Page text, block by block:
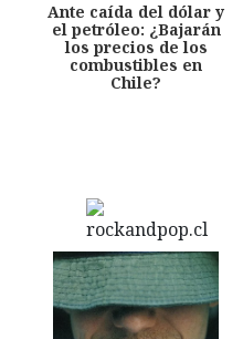
Ante caída del dólar y
el petróleo: ¿Bajarán
los precios de los
combustibles en
Chile?